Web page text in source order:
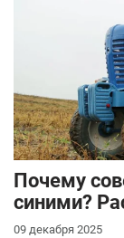
Почему
синими?
09 декабря 2025